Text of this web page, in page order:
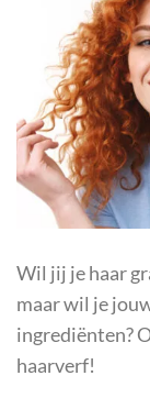
Wil jij je haar
maar wil je
ingrediënten?
haarverf!